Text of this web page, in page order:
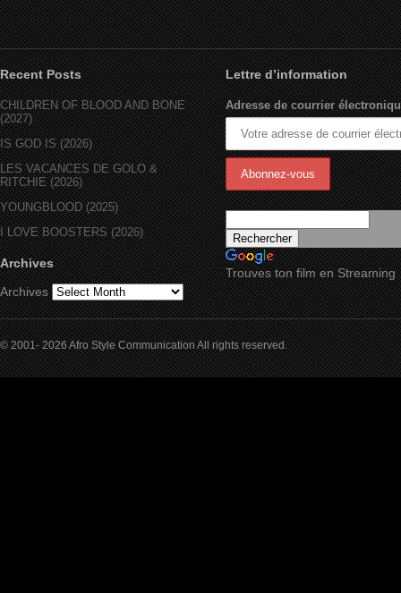
Recent Posts
CHILDREN OF BLOOD AND BONE
(2027)
IS GOD IS (2026)
LES VACANCES DE GOLO &
RITCHIE (2026)
YOUNGBLOOD (2025)
I LOVE BOOSTERS (2026)
Archives
Archives
Lettre d’information
Adresse de courrier
Trouves ton film en Streaming
© 2001- 2026 Afro Style Communication All rights reserved.